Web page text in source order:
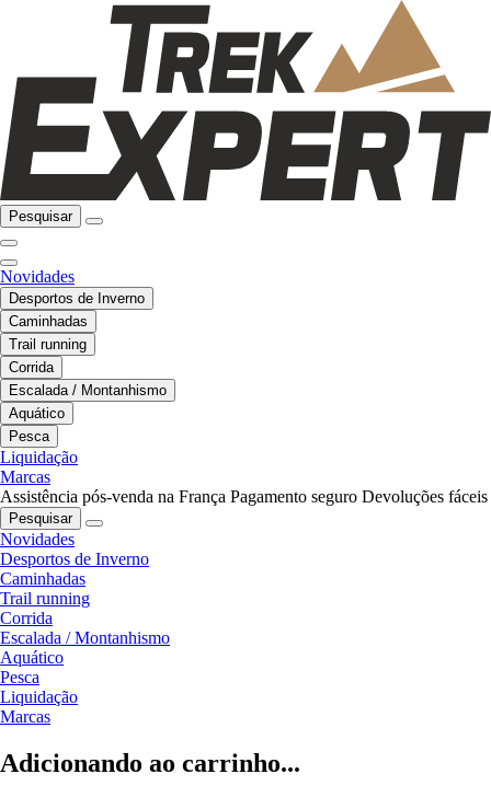
Pesquisar
Novidades
Desportos de Inverno
Caminhadas
Trail running
Corrida
Escalada / Montanhismo
Aquático
Pesca
Liquidação
Marcas
Assistência pós-venda na França Pagamento seguro Devoluções fáceis
Pesquisar
Novidades
Desportos de Inverno
Caminhadas
Trail running
Corrida
Escalada / Montanhismo
Aquático
Pesca
Liquidação
Marcas
Adicionando ao carrinho...